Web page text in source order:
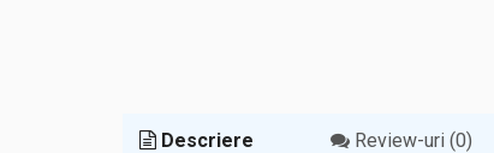
Descriere Review-uri (0)